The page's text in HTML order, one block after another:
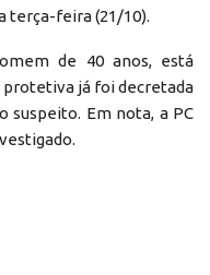
terça-feira (21/10).
de 40 anos, está
protetiva já foi decretada
Em nota, a PC